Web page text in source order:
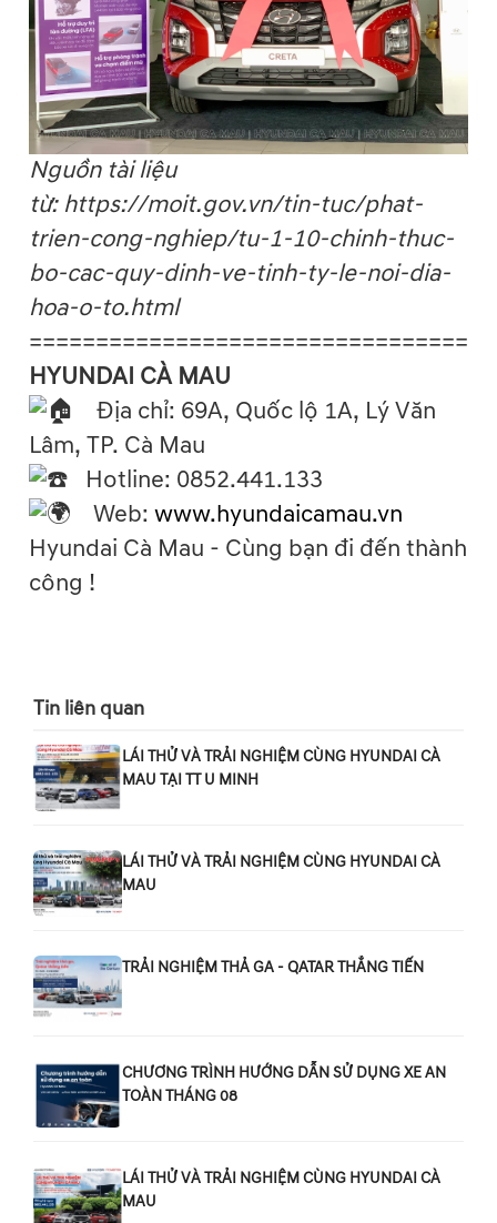
Nguồn tài liệu
từ: https://moit.gov.vn/tin-tuc/phat-
trien-cong-nghiep/tu-1-10-chinh-thuc-
bo-cac-quy-dinh-ve-tinh-ty-le-noi-dia-
hoa-o-to.html
HYUNDAI CÀ MAU
Địa chỉ: 69A, Quốc lộ 1A, Lý Văn
Lâm, TP. Cà Mau
Hotline: 0852.441.133
Web: www.hyundaicamau.vn
Hyundai Cà Mau - Cùng bạn đi đến thành
công !
Tin liên quan
LÁI THỬ VÀ TRẢI NGHIỆM CÙNG HYUNDAI CÀ
MAU TẠI TT U MINH
LÁI THỬ VÀ TRẢI NGHIỆM CÙNG HYUNDAI CÀ
MAU
TRẢI NGHIỆM THẢ GA - QATAR THẲNG TIẾN
CHƯƠNG TRÌNH HƯỚNG DẪN SỬ DỤNG XE AN
TOÀN THÁNG 08
LÁI THỬ VÀ TRẢI NGHIỆM CÙNG HYUNDAI CÀ
MAU